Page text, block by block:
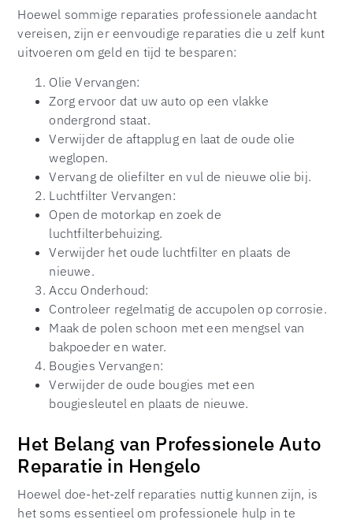
Hoewel sommige reparaties professionele aandacht
vereisen, zijn er eenvoudige reparaties die u zelf kunt
uitvoeren om geld en tijd te besparen:
Olie Vervangen:
Zorg ervoor dat uw auto op een vlakke
ondergrond staat.
Verwijder de aftapplug en laat de oude olie
weglopen.
Vervang de oliefilter en vul de nieuwe olie bij.
Luchtfilter Vervangen:
Open de motorkap en zoek de
luchtfilterbehuizing.
Verwijder het oude luchtfilter en plaats de
nieuwe.
Accu Onderhoud:
Controleer regelmatig de accupolen op corrosie.
Maak de polen schoon met een mengsel van
bakpoeder en water.
Bougies Vervangen:
Verwijder de oude bougies met een
bougiesleutel en plaats de nieuwe.
Het Belang van Professionele Auto
Reparatie in Hengelo
Hoewel doe-het-zelf reparaties nuttig kunnen zijn, is
het soms essentieel om professionele hulp in te